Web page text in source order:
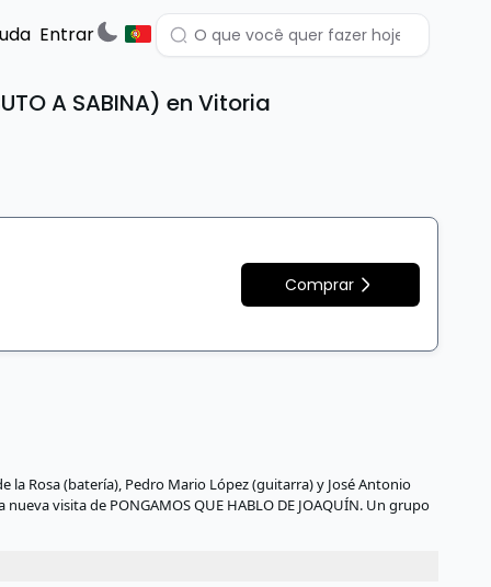
Entrar
A SABINA) en Vitoria
Comprar
Rosa (batería), Pedro Mario López (guitarra) y José Antonio
visita de PONGAMOS QUE HABLO DE JOAQUÍN. Un grupo